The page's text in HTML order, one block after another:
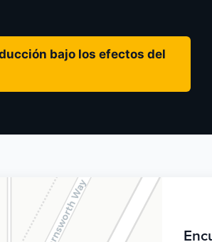
bajo los efectos del